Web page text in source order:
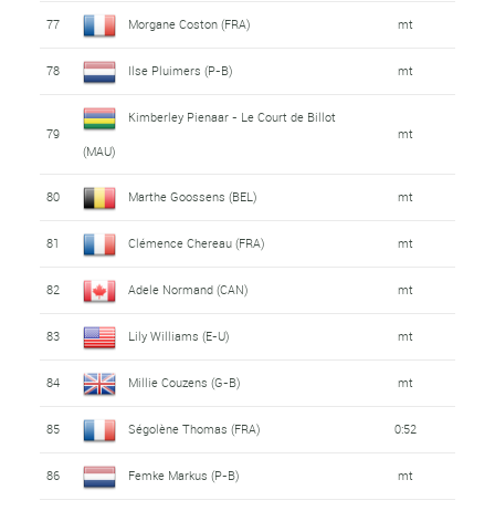
77 Morgane Coston (FRA) mt
78 Ilse Pluimers (P-B) mt
79
Kimberley Pienaar - Le Court de Billot
(MAU)
mt
80 Marthe Goossens (BEL) mt
81 Clémence Chereau (FRA) mt
82 Adele Normand (CAN) mt
83 Lily Williams (E-U) mt
84 Millie Couzens (G-B) mt
85 Ségolène Thomas (FRA) 0:52
86 Femke Markus (P-B) mt